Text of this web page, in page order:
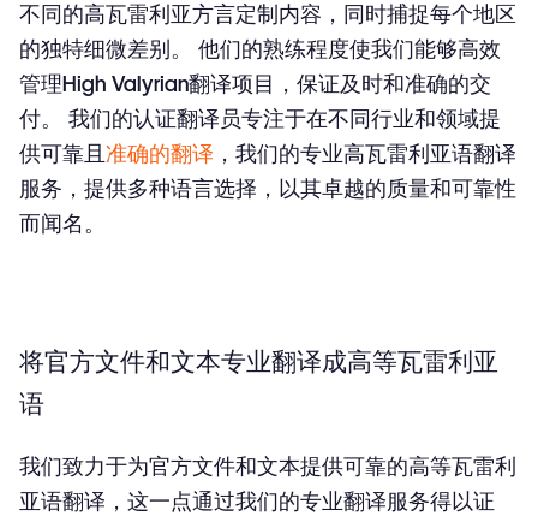
不同的高瓦雷利亚方言定制内容，同时捕捉每个地区
的独特细微差别。 他们的熟练程度使我们能够高效
管理High Valyrian翻译项目 ，保证及时和准确的交
付。 我们的认证翻译员专注于在不同行业和领域提
供可靠且 准确的翻译 ，我们的专业高瓦雷利亚语翻译
服务，提供多种语言选择，以其卓越的质量和可靠性
而闻名。
将官方文件和文本专业翻译成高等瓦雷利亚
语
我们致力于为官方文件和文本提供可靠的高等瓦雷利
亚语翻译，这一点通过我们的专业翻译服务得以证